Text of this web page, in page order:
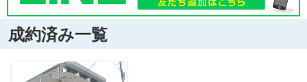
成約済み一覧